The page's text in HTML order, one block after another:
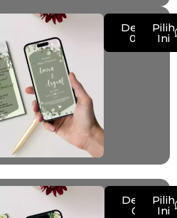
Demo
010
Pilih
Ini
Demo
011
Pilih
Ini